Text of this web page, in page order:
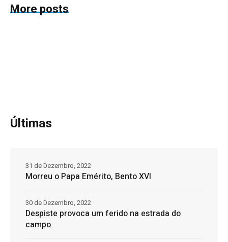
More posts
Últimas
Morreu o Papa Emérito, Bento XVI
31 de Dezembro, 2022
Despiste provoca um ferido na estrada do
campo
30 de Dezembro, 2022